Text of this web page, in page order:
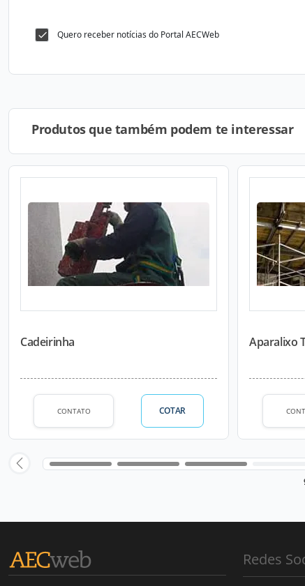
Quero receber notícias do Portal AECWeb
Produtos que também podem te interessar
Cadeirinha
CONTATO COTAR
Aparalixo
Redes